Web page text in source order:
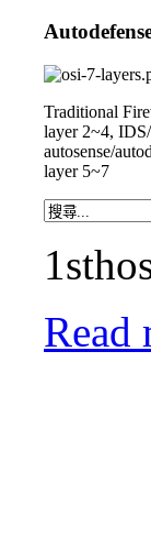
Traditional
layer 2~4,
autosense/
layer 5~7
Read